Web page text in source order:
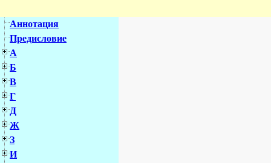
Аннотация
Предисловие
А
Б
В
Г
Д
Ж
З
И